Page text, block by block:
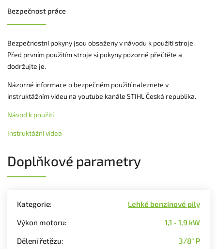
Bezpečnost práce
Bezpečnostní pokyny jsou obsaženy v návodu k použití stroje.
Před prvním použitím stroje si pokyny pozorně přečtěte a
dodržujte je.
Názorné informace o bezpečném použití naleznete v
instruktážním videu na youtube kanále STIHL Česká republika.
Návod k použití
Instruktážní videa
Doplňkové parametry
Kategorie: Lehké benzínové pily
Výkon motoru: 1,1 - 1,9 kW
Dělení řetězu: 3/8" P